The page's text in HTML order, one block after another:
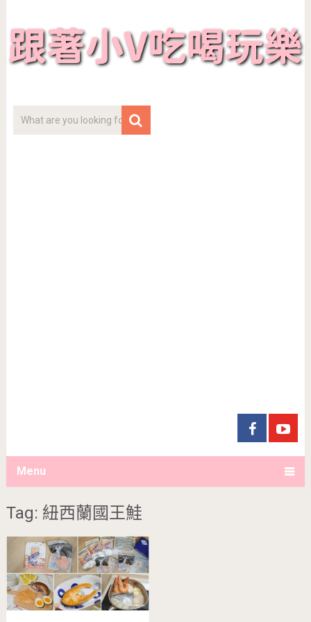
Menu
Tag: 紐西蘭國王鮭